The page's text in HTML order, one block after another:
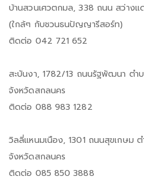
บ้านสวนเศวตกมล, 338 ถนน สว่าง
(ใกล้ๆ กับชวนธนปัญญารีสอร์ท)
ติดต่อ 042 721 652
สะบันงา, 1782/13 ถนนรัฐพัฒนา ตำบ
จังหวัดสกลนคร
ติดต่อ 088 983 1282
วิลลี่แหนมเนือง, 1301 ถนนสุขเกษม ต
จังหวัดสกลนคร
ติดต่อ 085 850 3888